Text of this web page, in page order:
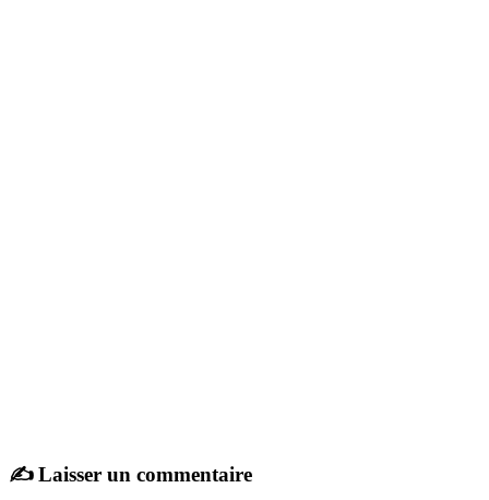
✍️ Laisser un commentaire